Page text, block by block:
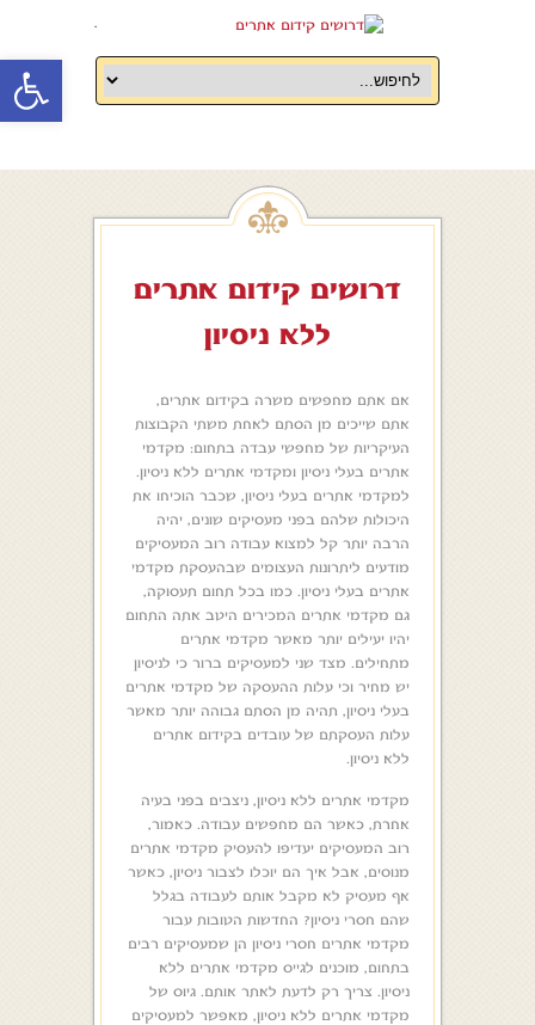
.
דרושים קידום אתרים
ללא ניסיון
אם אתם מחפשים משרה בקידום אתרים,
אתם שייכים מן הסתם לאחת משתי הקבוצות
העיקריות של מחפשי עבדה בתחום: מקדמי
אתרים בעלי ניסיון ומקדמי אתרים ללא ניסיון.
למקדמי אתרים בעלי ניסיון, שכבר הוכיחו את
היכולות שלהם בפני מעסיקים שונים, יהיה
הרבה יותר קל למצוא עבודה רוב המעסיקים
מודעים ליתרונות העצומים שבהעסקת מקדמי
אתרים בעלי ניסיון. כמו בכל תחום תעסוקה,
גם מקדמי אתרים המכירים היטב אתה התחום
יהיו יעילים יותר מאשר מקדמי אתרים
מתחילים. מצד שני למעסיקים ברור כי לניסיון
יש מחיר וכי עלות ההעסקה של מקדמי אתרים
בעלי ניסיון, תהיה מן הסתם גבוהה יותר מאשר
עלות העסקתם של עובדים בקידום אתרים
ללא ניסיון.
מקדמי אתרים ללא ניסיון, ניצבים בפני בעיה
אחרת, כאשר הם מחפשים עבודה. כאמור,
רוב המעסיקים יעדיפו להעסיק מקדמי אתרים
מנוסים, אבל איך הם יוכלו לצבור ניסיון, כאשר
אף מעסיק לא מקבל אותם לעבודה בגלל
שהם חסרי ניסיון? החדשות הטובות עבור
מקדמי אתרים חסרי ניסיון הן שמעסיקים רבים
בתחום, מוכנים לגייס מקדמי אתרים ללא
ניסיון. צריך רק לדעת לאתר אותם. גיוס של
מקדמי אתרים ללא ניסיון, מאפשר למעסיקים